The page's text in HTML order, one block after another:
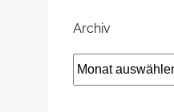
Archiv
Archiv